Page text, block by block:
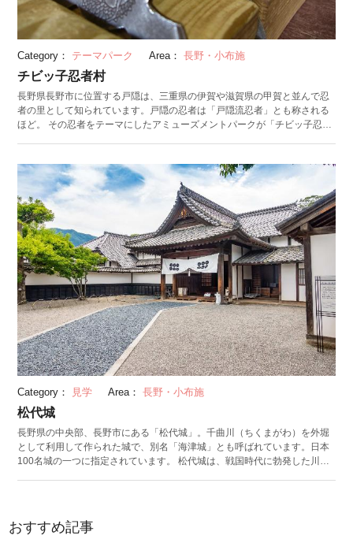
Category： テーマパーク Area： 長野・小布施
チビッ子忍者村
長野県長野市に位置する戸隠は、三重県の伊賀や滋賀県の甲賀と並んで忍
者の里として知られています。戸隠の忍者は「戸隠流忍者」とも称される
ほど。 その忍者をテーマにしたアミューズメントパークが「チビッ子忍者
チックのほか、戸隠流忍法の修行を積んだ忍者たちによる忍者ショーも開
催され、子供から大人まで楽しめるテーマパークです。
Category： 見学 Area： 長野・小布施
松代城
長野県の中央部、長野市にある「松代城」。千曲川（ちくまがわ）を外堀
として利用して作られた城で、別名「海津城」とも呼ばれています。日本
100名城の一つに指定されています。 松代城は、戦国時代に勃発した川中
国の史跡に指定。1995年からは櫓門（やぐらもん）や石垣などを修理・復
元し、元の姿に近い状態に生まれ変わったことで、当時の建築技術や景観
おすすめ記事